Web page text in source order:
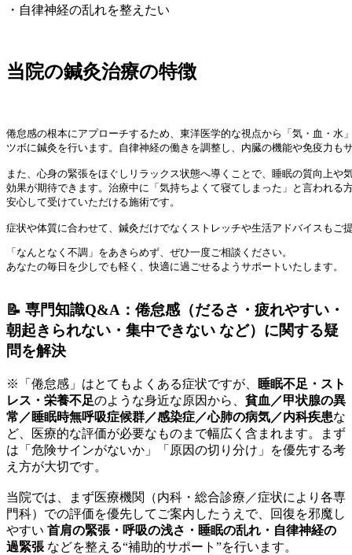
・自律神経の乱れを整えたい
当院の鍼灸治療の特徴
倦怠感の根本にアプローチするため、東洋医学的な視点から「気・血・水
ツボに鍼灸を行います。自律神経の働きを調整し、内臓の機能や免疫力も
また、心身の緊張をほぐしリラックス状態へ導くことで、睡眠の質向上や
効果が期待できます。治療中に「気持ちよくて寝てしまった」と言われる
安心して受けていただける施術です。
症状や体質に合わせて、鍼灸だけでなくストレッチや生活アドバイスもご
「なんとなく不調」をあきらめず、ぜひ一度ご相談ください。
📝 専門知識Q&A：倦怠感（だるさ・疲れやすい・
朝起きられない・集中できない など）に関する疑
問を解決
※「倦怠感」はとてもよくある症状ですが、
睡眠不足・スト
レス・栄養不足のような身近な原因から、 貧血／甲状腺の異
常／睡眠時無呼吸症候群／感染症／心肺の病気／内科疾患な
ど、医療的な評価が必要なものまで幅広く含まれます。まず
は「危険サインがないか」「原因の切り分け」を優先する考
え方が大切です。
当院では、まず医療機関（内科・総合診療／症状により各専
門科）での評価を優先してご案内したうえで、回復を邪魔し
やすい 首肩の緊張・呼吸の浅さ・睡眠の乱れ・自律神経の
過緊張 などを整える“補助的サポート”を行います。